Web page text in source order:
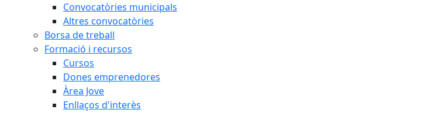
Convocatòries municipals
Altres convocatòries
Borsa de treball
Formació i recursos
Cursos
Dones emprenedores
Àrea Jove
Enllaços d'interès